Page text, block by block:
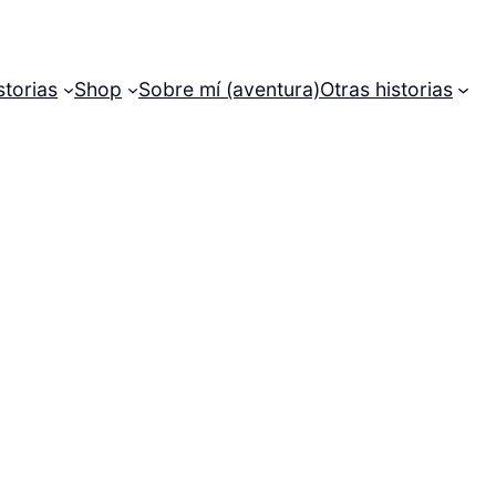
Shop Sobre mí (aventura)Otras historias